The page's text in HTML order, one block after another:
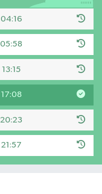
04:16
05:58
13:15
17:08
20:23
21:57